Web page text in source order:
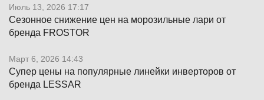
Июль 13, 2026 17:17
Сезонное снижение цен на морозильные лари от
бренда FROSTOR
Март 6, 2026 14:43
Супер цены на популярные линейки инверторов от
бренда LESSAR